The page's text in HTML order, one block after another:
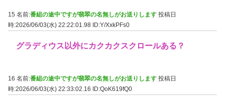
15 名前:番組の途中ですが翡翠の名無しがお送りします 投稿日
時:2026/06/03(水) 22:22:01.98 ID:Y/XxkPFs0
グラディウス以外にカクカクスクロールある？
16 名前:番組の途中ですが翡翠の名無しがお送りします 投稿日
時:2026/06/03(水) 22:33:02.16
ID:QoK619fQ0